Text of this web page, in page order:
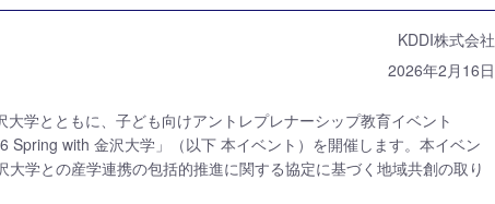
KDDI株式会社
2026年2月16日
学とともに、子ども向けアントレプレナーシップ教育イベント
Spring with 金沢大学」（以下 本イベント）を開催します。本イベン
大学との産学連携の包括的推進に関する協定に基づく地域共創の取り